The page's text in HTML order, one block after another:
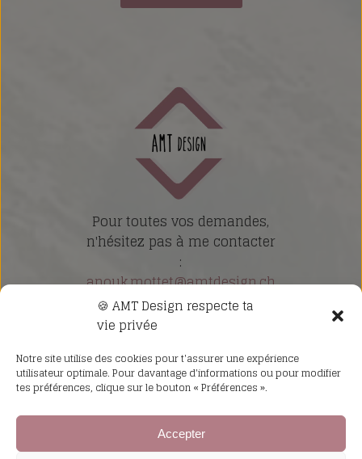
🍪 AMT Design respecte ta
vie privée
Notre site utilise des cookies pour t'assurer une expérience
utilisateur optimale. Pour davantage d'informations ou pour modifier
tes préférences, clique sur le bouton « Préférences ».
Accepter
Pour toutes vos demandes,
n'hésitez pas à me contacter
:
anouk.mottet@amtdesign.ch
Nos revendeurs
Politique de confidentialité
Mentions Légales
Conditions générales